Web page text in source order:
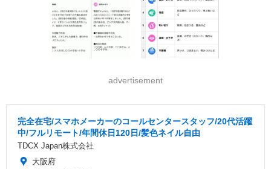
advertisement
完全在宅/スマホメーカーのコールセンタースタッフ/20代活躍
中/フルリモート/年間休日120日/髪色ネイル自由
TDCX Japan株式会社
大阪府